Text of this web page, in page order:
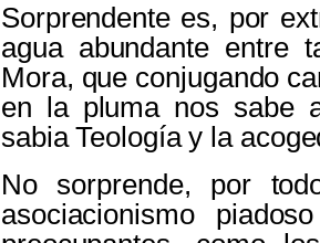
Sorprendente es, por
agua abundante entre
Mora, que conjugando
en la pluma nos sabe
sabia Teología y la
No sorprende, por
asociacionismo